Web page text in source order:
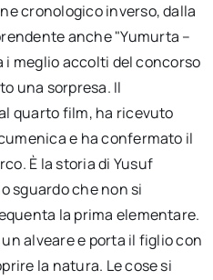
cronologico inverso, dalla
anche "Yumurta –
i meglio accolti del concorso
una sorpresa. Il
quarto film, ha ricevuto
e ha confermato il
È la storia di Yusuf
sguardo che non si
la prima elementare.
alveare e porta il figlio con
la natura. Le cose si